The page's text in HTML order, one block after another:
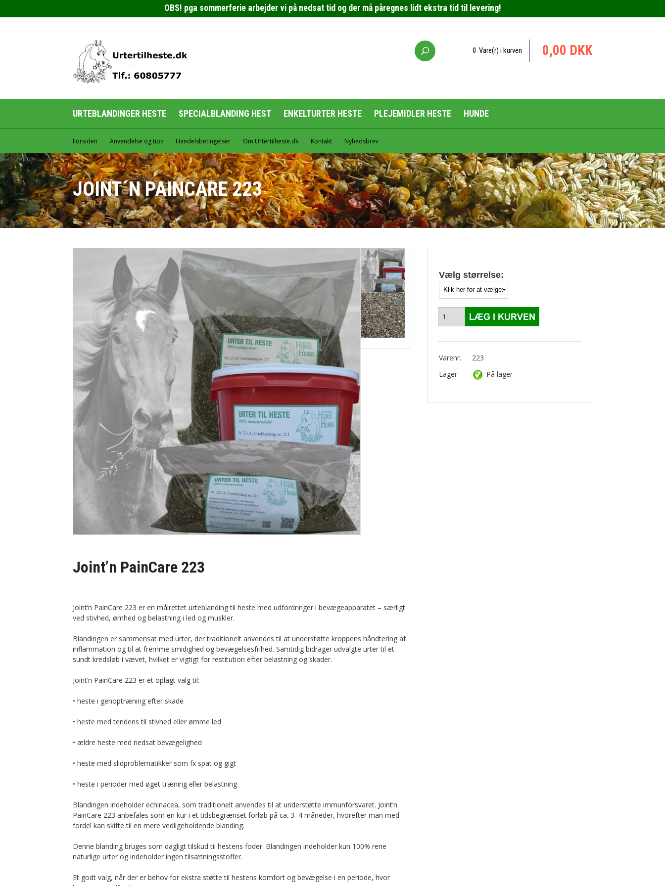
OBS! pga sommerferie arbejder vi på nedsat tid og der må påregnes lidt ekstra tid til levering!
0 Vare(r) i kurven 0,00 DKK
URTEBLANDINGER HESTE SPECIALBLANDING HEST ENKELTURTER HESTE PLEJEMIDLER HESTE HUNDE
Plejemidler til hunde
Forsiden Anvendelse og tips Handelsbetingelser Om Urtertilheste.dk Kontakt Nyhedsbrev
JOINT´N PAINCARE 223
Joint’n PainCare 223
Joint’n PainCare 223 er en målrettet urteblanding til heste med udfordringer i bevægeapparatet – særligt
ved stivhed, ømhed og belastning i led og muskler.
Blandingen er sammensat med urter, der traditionelt anvendes til at understøtte kroppens håndtering af
inflammation og til at fremme smidighed og bevægelsesfrihed. Samtidig bidrager udvalgte urter til et
sundt kredsløb i vævet, hvilket er vigtigt for restitution efter belastning og skader.
Joint’n PainCare 223 er et oplagt valg til:
• heste i genoptræning efter skade
• heste med tendens til stivhed eller ømme led
• ældre heste med nedsat bevægelighed
• heste med slidproblematikker som fx spat og gigt
• heste i perioder med øget træning eller belastning
Blandingen indeholder echinacea, som traditionelt anvendes til at understøtte immunforsvaret. Joint’n
PainCare 223 anbefales som en kur i et tidsbegrænset forløb på ca. 3–4 måneder, hvorefter man med
fordel kan skifte til en mere vedligeholdende blanding.
Denne blanding bruges som dagligt tilskud til hestens foder. Blandingen indeholder kun 100% rene
naturlige urter og indeholder ingen tilsætningsstoffer.
Et godt valg, når der er behov for ekstra støtte til hestens komfort og bevægelse i en periode, hvor
Vælg størrelse:
Varenr.
223
Lager
På lager